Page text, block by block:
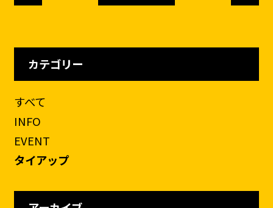
カテゴリー
すべて
INFO
EVENT
タイアップ